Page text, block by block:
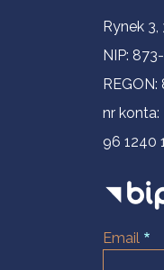
Rynek
NIP:
nr konta:
96 1240
Email